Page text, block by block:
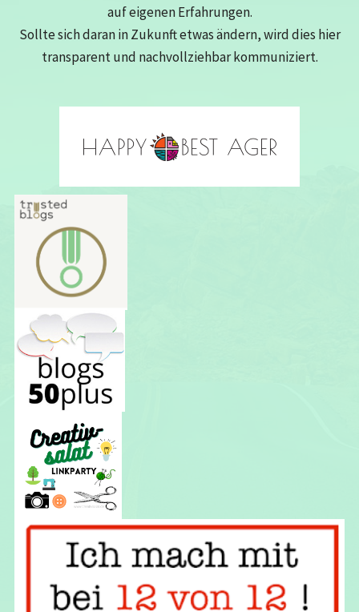
auf eigenen Erfahrungen.
Sollte sich daran in Zukunft etwas ändern, wird dies hier
transparent und nachvollziehbar kommuniziert.